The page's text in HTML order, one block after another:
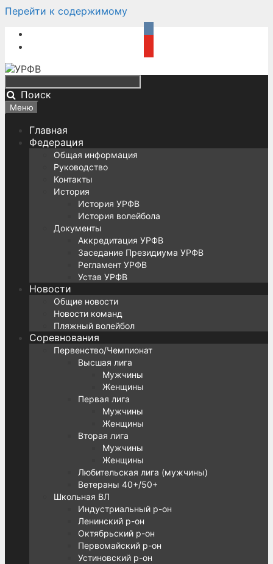
Перейти к содержимому
Поиск
Меню
Главная
Федерация
Общая информация
Руководство
Контакты
История
История УРФВ
История волейбола
Документы
Аккредитация УРФВ
Заседание Президиума УРФВ
Регламент УРФВ
Устав УРФВ
Новости
Общие новости
Новости команд
Пляжный волейбол
Соревнования
Первенство/Чемпионат
Высшая лига
Мужчины
Женщины
Первая лига
Мужчины
Женщины
Вторая лига
Мужчины
Женщины
Любительская лига (мужчины)
Ветераны 40+/50+
Школьная ВЛ
Индустриальный р-он
Ленинский р-он
Октябрьский р-он
Первомайский р-он
Устиновский р-он